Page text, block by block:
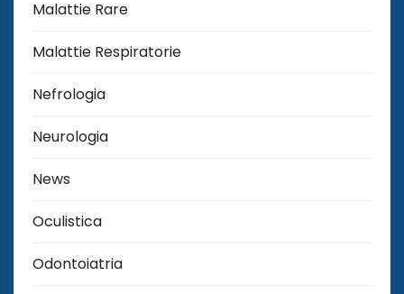
Malattie Rare
Malattie Respiratorie
Nefrologia
Neurologia
News
Oculistica
Odontoiatria